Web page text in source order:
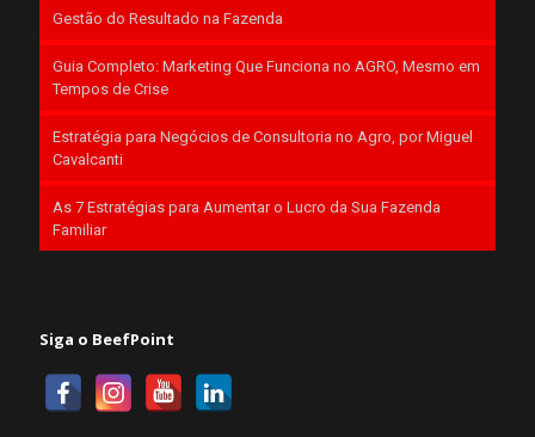
Gestão do Resultado na Fazenda
Guia Completo: Marketing Que Funciona no AGRO, Mesmo em
Tempos de Crise
Estratégia para Negócios de Consultoria no Agro, por Miguel
Cavalcanti
As 7 Estratégias para Aumentar o Lucro da Sua Fazenda
Familiar
Siga o BeefPoint